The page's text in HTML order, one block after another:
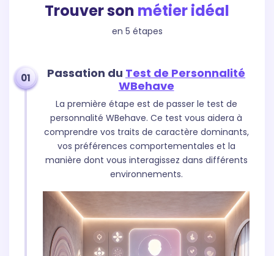
Trouver son métier idéal
en 5 étapes
Passation du Test de Personnalité
WBehave
La première étape est de passer le test de
personnalité WBehave. Ce test vous aidera à
comprendre vos traits de caractère dominants,
vos préférences comportementales et la
manière dont vous interagissez dans différents
environnements.
01